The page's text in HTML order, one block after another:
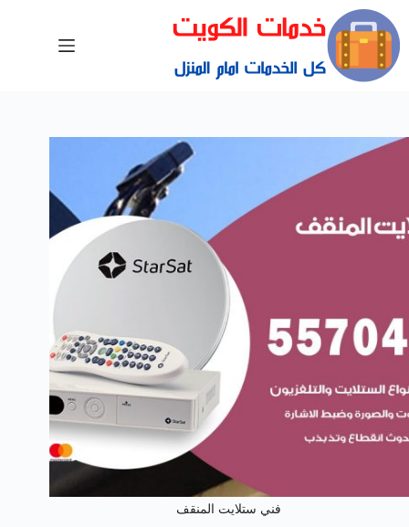
فني ستلايت المنقف